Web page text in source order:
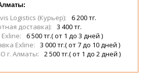
Logistics (Курьер):
6 200 тг.
доставка):
3 400 тг.
6 500 тг.( от 1 до 3 дней )
Exline:
3 000 тг.( от 7 до 10 дней )
г. Алматы:
2 500 тг.( от 1 до 2 дней )